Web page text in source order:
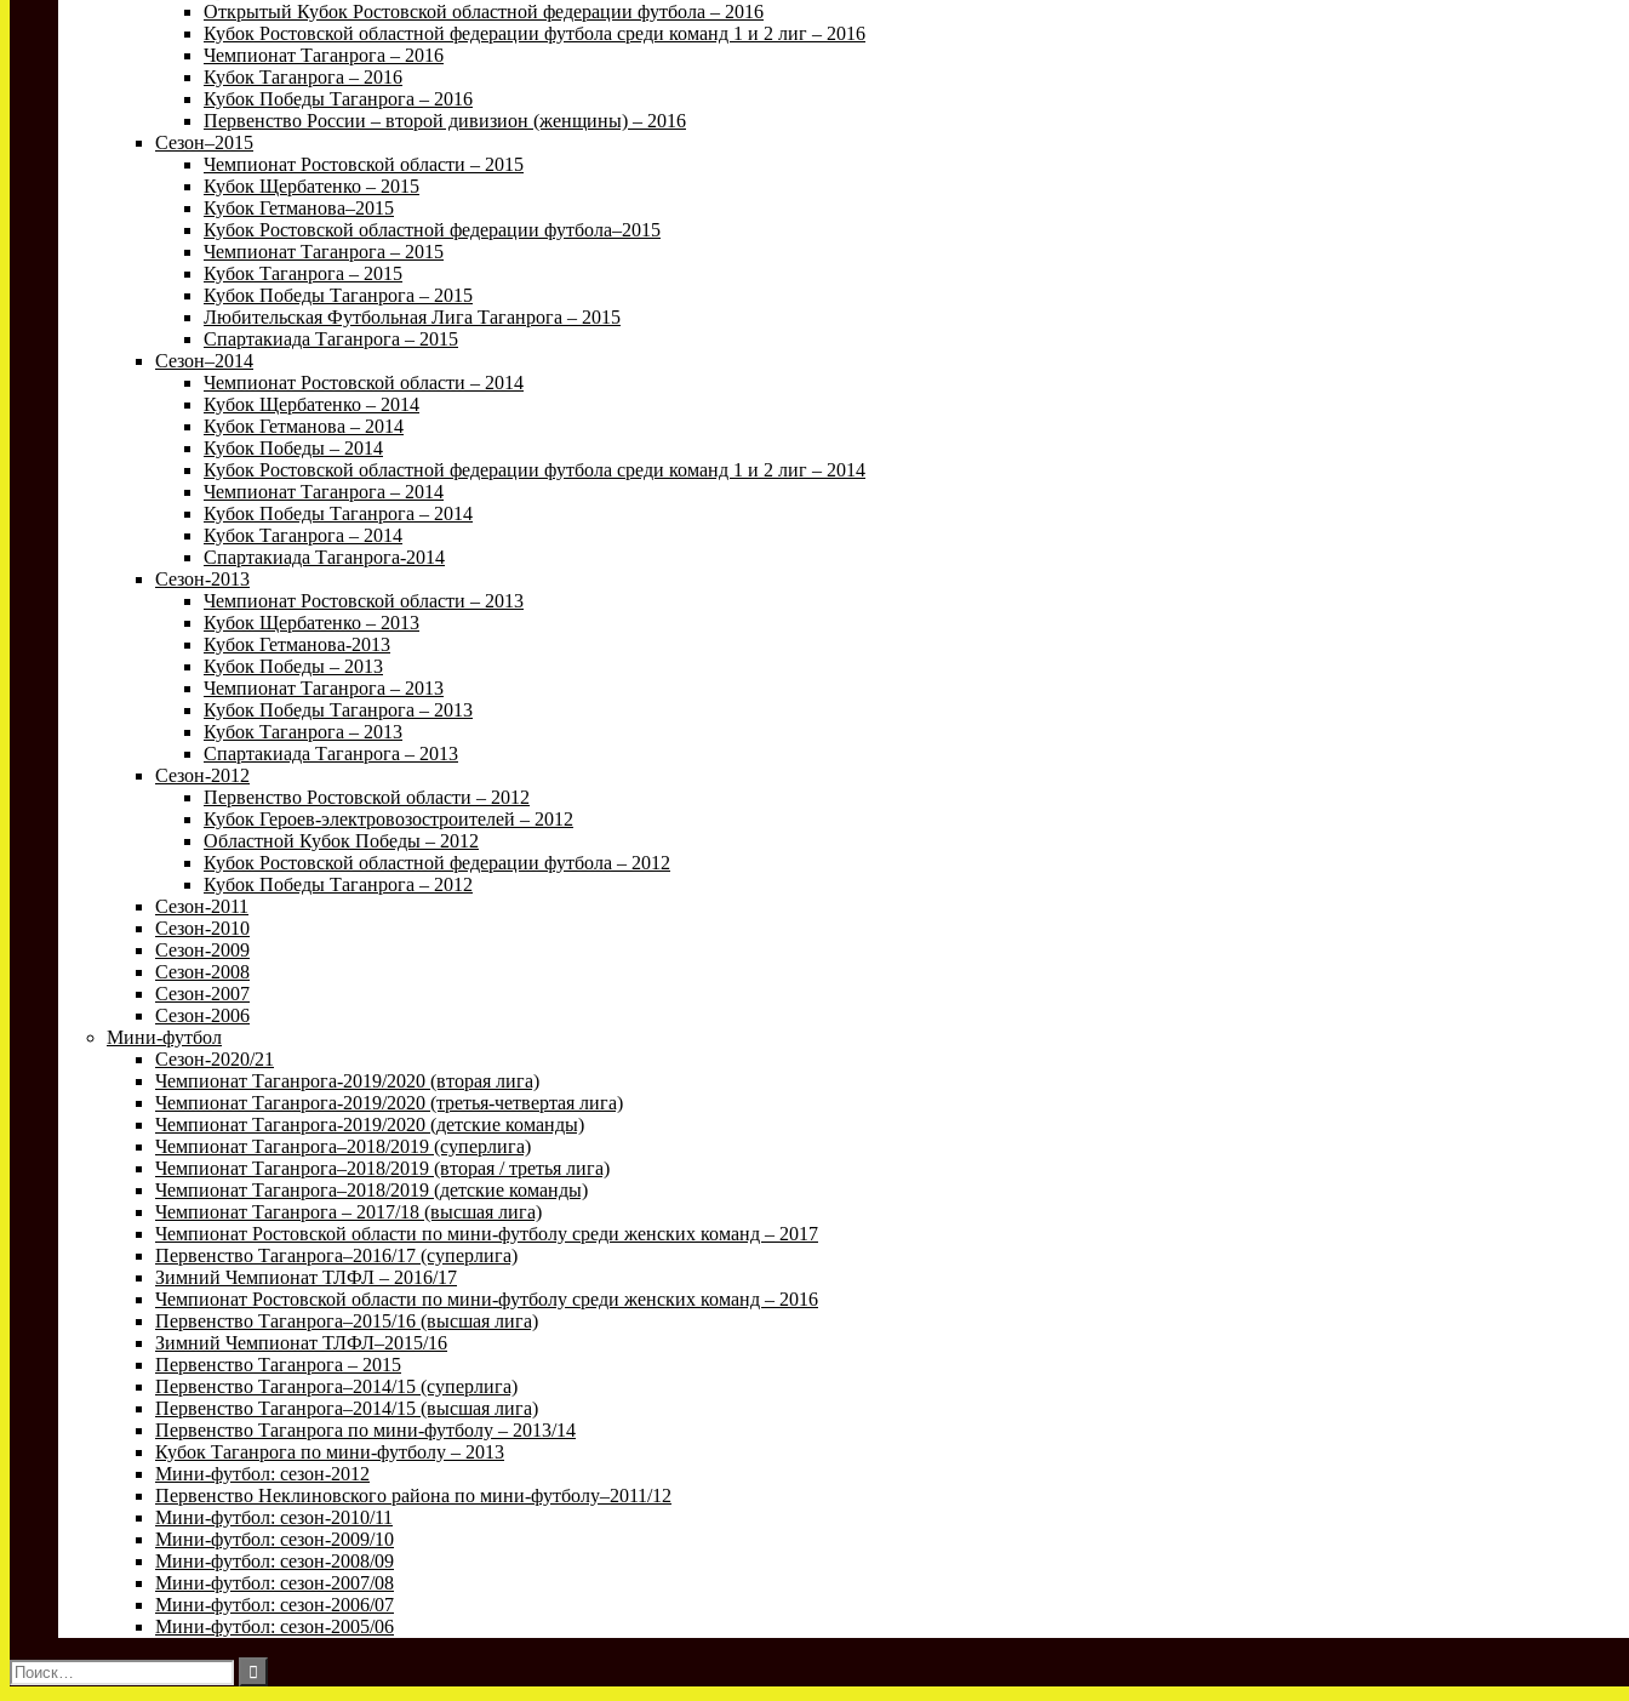
Открытый Кубок Ростовской областной федерации футбола – 2016
Кубок Ростовской областной федерации футбола среди команд 1 и 2 лиг – 2016
Чемпионат Таганрога – 2016
Кубок Таганрога – 2016
Кубок Победы Таганрога – 2016
Первенство России – второй дивизион (женщины) – 2016
Сезон–2015
Чемпионат Ростовской области – 2015
Кубок Щербатенко – 2015
Кубок Гетманова–2015
Кубок Ростовской областной федерации футбола–2015
Чемпионат Таганрога – 2015
Кубок Таганрога – 2015
Кубок Победы Таганрога – 2015
Любительская Футбольная Лига Таганрога – 2015
Спартакиада Таганрога – 2015
Сезон–2014
Чемпионат Ростовской области – 2014
Кубок Щербатенко – 2014
Кубок Гетманова – 2014
Кубок Победы – 2014
Кубок Ростовской областной федерации футбола среди команд 1 и 2 лиг – 2014
Чемпионат Таганрога – 2014
Кубок Победы Таганрога – 2014
Кубок Таганрога – 2014
Спартакиада Таганрога-2014
Сезон-2013
Чемпионат Ростовской области – 2013
Кубок Щербатенко – 2013
Кубок Гетманова-2013
Кубок Победы – 2013
Чемпионат Таганрога – 2013
Кубок Победы Таганрога – 2013
Кубок Таганрога – 2013
Спартакиада Таганрога – 2013
Сезон-2012
Первенство Ростовской области – 2012
Кубок Героев-электровозостроителей – 2012
Областной Кубок Победы – 2012
Кубок Ростовской областной федерации футбола – 2012
Кубок Победы Таганрога – 2012
Сезон-2011
Сезон-2010
Сезон-2009
Сезон-2008
Сезон-2007
Сезон-2006
Мини-футбол
Сезон-2020/21
Чемпионат Таганрога-2019/2020 (вторая лига)
Чемпионат Таганрога-2019/2020 (третья-четвертая лига)
Чемпионат Таганрога-2019/2020 (детские команды)
Чемпионат Таганрога–2018/2019 (суперлига)
Чемпионат Таганрога–2018/2019 (вторая / третья лига)
Чемпионат Таганрога–2018/2019 (детские команды)
Чемпионат Таганрога – 2017/18 (высшая лига)
Чемпионат Ростовской области по мини-футболу среди женских команд – 2017
Первенство Таганрога–2016/17 (суперлига)
Зимний Чемпионат ТЛФЛ – 2016/17
Чемпионат Ростовской области по мини-футболу среди женских команд – 2016
Первенство Таганрога–2015/16 (высшая лига)
Зимний Чемпионат ТЛФЛ–2015/16
Первенство Таганрога – 2015
Первенство Таганрога–2014/15 (суперлига)
Первенство Таганрога–2014/15 (высшая лига)
Первенство Таганрога по мини-футболу – 2013/14
Кубок Таганрога по мини-футболу – 2013
Мини-футбол: сезон-2012
Первенство Неклиновского района по мини-футболу–2011/12
Мини-футбол: сезон-2010/11
Мини-футбол: сезон-2009/10
Мини-футбол: сезон-2008/09
Мини-футбол: сезон-2007/08
Мини-футбол: сезон-2006/07
Мини-футбол: сезон-2005/06
Найти: